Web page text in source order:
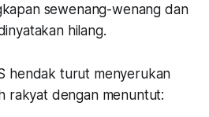
sewenang-wenang dan
hilang.
hendak turut menyerukan
rakyat dengan menuntut: